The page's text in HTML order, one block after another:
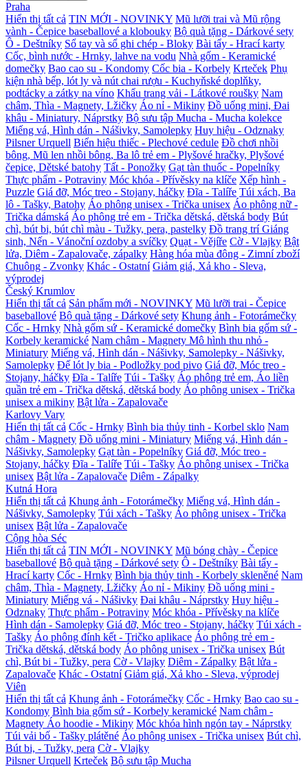
Praha
Hiển thị tất cả TIN MỚI - NOVINKY Mũ lưỡi trai và Mũ rộng
vành - Čepice baseballové a klobouky Bộ quà tặng - Dárkové sety
Ô - Deštníky Sổ tay và sổ ghi chép - Bloky Bài tẩy - Hrací karty
Cốc, bình nước - Hrnky, lahve na vodu Nhà gốm - Keramické
domečky Bao cao su - Kondomy Cốc bia - Korbely Krteček Phụ
kiện nhà bếp, lót ly và nút chai rượu - Kuchyňské doplňky,
podtácky a zátky na víno Khẩu trang vải - Látkové roušky Nam
châm, Thìa - Magnety, Lžičky Áo nỉ - Mikiny Đồ uống mini, Đai
khâu - Miniatury, Náprstky Bộ sưu tập Mucha - Mucha kolekce
Miếng vá, Hình dán - Nášivky, Samolepky Huy hiệu - Odznaky
Pilsner Urquell Biển hiệu thiếc - Plechové cedule Đồ chơi nhồi
bông, Mũ len nhồi bông, Ba lô trẻ em - Plyšové hračky, Plyšové
čepice, Dětské batohy Tất - Ponožky Gạt tàn thuốc - Popelníky
Thực phẩm - Potraviny Móc khóa - Přívěsky na klíče Xếp hình -
Puzzle Giá đỡ, Móc treo - Stojany, háčky Đĩa - Talíře Túi xách, Ba
lô - Tašky, Batohy Áo phông unisex - Trička unisex Áo phông nữ -
Trička dámská Áo phông trẻ em - Trička dětská, dětská body Bút
chì, bút bi, bút chì màu - Tužky, pera, pastelky Đồ trang trí Giáng
sinh, Nến - Vánoční ozdoby a svíčky Quạt - Vějíře Cờ - Vlajky Bật
lửa, Diêm - Zapalovače, zápalky Hàng hóa mùa đông - Zimní zboží
Chuông - Zvonky Khác - Ostatní Giảm giá, Xả kho - Sleva,
výprodej
Český Krumlov
Hiển thị tất cả Sản phẩm mới - NOVINKY Mũ lưỡi trai - Čepice
baseballové Bộ quà tặng - Dárkové sety Khung ảnh - Fotorámečky
Cốc - Hrnky Nhà gốm sứ - Keramické domečky Bình bia gốm sứ -
Korbely keramické Nam châm - Magnety Mô hình thu nhỏ -
Miniatury Miếng vá, Hình dán - Nášivky, Samolepky - Nášivky,
Samolepky Đế lót ly bia - Podložky pod pivo Giá đỡ, Móc treo -
Stojany, háčky Đĩa - Talíře Túi - Tašky Áo phông trẻ em, Áo liền
quần trẻ em - Trička dětská, dětská body Áo phông unisex - Trička
unisex a mikiny Bật lửa - Zapalovače
Karlovy Vary
Hiển thị tất cả Cốc - Hrnky Bình bia thủy tinh - Korbel sklo Nam
châm - Magnety Đồ uống mini - Miniatury Miếng vá, Hình dán -
Nášivky, Samolepky Gạt tàn - Popelníky Giá đỡ, Móc treo -
Stojany, háčky Đĩa - Talíře Túi - Tašky Áo phông unisex - Trička
unisex Bật lửa - Zapalovače Diêm - Zápalky
Kutná Hora
Hiển thị tất cả Khung ảnh - Fotorámečky Miếng vá, Hình dán -
Nášivky, Samolepky Túi xách - Tašky Áo phông unisex - Trička
unisex Bật lửa - Zapalovače
Cộng hòa Séc
Hiển thị tất cả TIN MỚI - NOVINKY Mũ bóng chày - Čepice
baseballové Bộ quà tặng - Dárkové sety Ô - Deštníky Bài tẩy -
Hrací karty Cốc - Hrnky Bình bia thủy tinh - Korbely skleněné Nam
châm, Thìa - Magnety, Lžičky Áo nỉ - Mikiny Đồ uống mini -
Miniatury Miếng vá - Nášivky Đai khâu - Náprstky Huy hiệu -
Odznaky Thực phẩm - Potraviny Móc khóa - Přívěsky na klíče
Hình dán - Samolepky Giá đỡ, Móc treo - Stojany, háčky Túi xách -
Tašky Áo phông đính kết - Tričko aplikace Áo phông trẻ em -
Trička dětská, dětská body Áo phông unisex - Trička unisex Bút
chì, Bút bi - Tužky, pera Cờ - Vlajky Diêm - Zápalky Bật lửa -
Zapalovače Khác - Ostatní Giảm giá, Xả kho - Sleva, výprodej
Viên
Hiển thị tất cả Khung ảnh - Fotorámečky Cốc - Hrnky Bao cao su -
Kondomy Bình bia gốm sứ - Korbely keramické Nam châm -
Magnety Áo hoodie - Mikiny Móc khóa hình ngón tay - Náprstky
Túi vải bố - Tašky plátěné Áo phông unisex - Trička unisex Bút chì,
Bút bi, - Tužky, pera Cờ - Vlajky
Pilsner Urquell Krteček Bộ sưu tập Mucha